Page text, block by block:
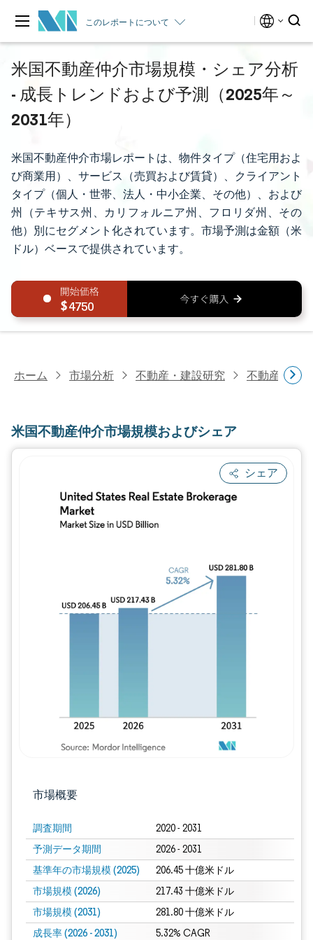
このレポートについて
米国不動産仲介市場規模・シェア分析
- 成長トレンドおよび予測（2025年～
2031年）
米国不動産仲介市場レポートは、物件タイプ（住宅用およ
び商業用）、サービス（売買および賃貸）、クライアント
タイプ（個人・世帯、法人・中小企業、その他）、および
州（テキサス州、カリフォルニア州、フロリダ州、その
他）別にセグメント化されています。市場予測は金額（米
ドル）ベースで提供されています。
4750
ホーム 市場分析 不動産・建設研究 不動産研究
米国不動産仲介市場規模およびシェア
シェア
市場概要
調査期間 2020 - 2031
予測データ期間 2026 - 2031
基準年の市場規模 (2025) 206.45 十億米ドル
市場規模 (2026) 217.43 十億米ドル
市場規模 (2031) 281.80 十億米ドル
成長率 (2026 - 2031) 5.32% CAGR